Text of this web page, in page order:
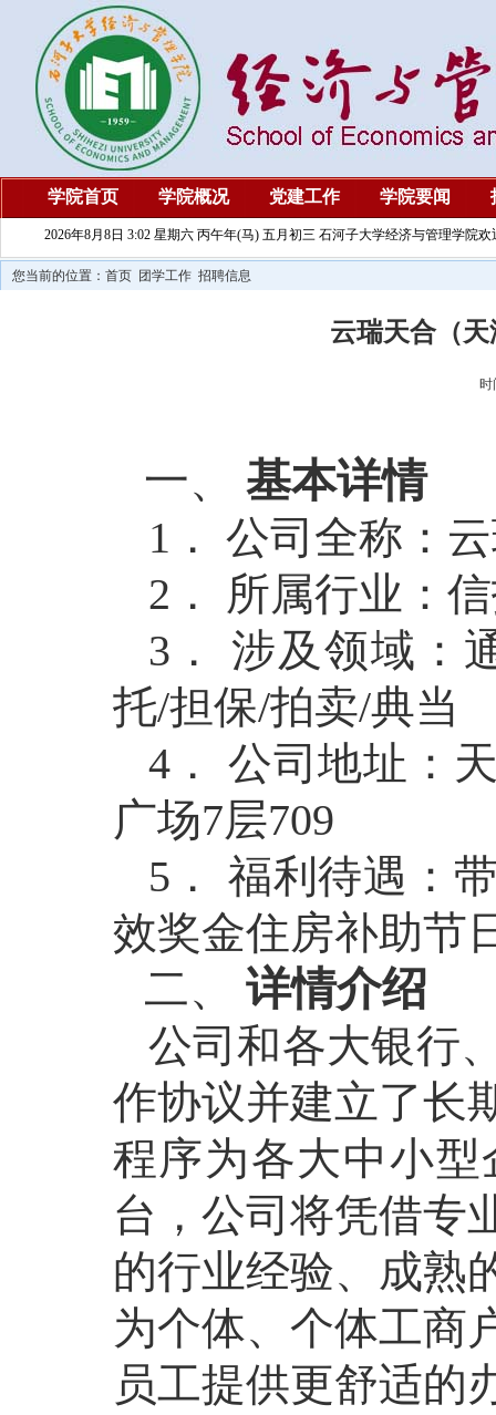
学院首页 学院概况 党建工作 学院要闻
2026年8月8日 3:02 星期六 丙午年(马) 五月初三 石河子大学经济与管理学院欢
您当前的位置： 首页 团学工作 招聘信息
云瑞天合（
一、 基本详情
1． 公司全称：
2． 所属行业：
3．涉及领域：
托/担保/拍卖/典当
4． 公司地址：
广场7层709
5． 福利待遇：
效奖金住房补助节
二、 详情介绍
公司和各大银行
作协议并建立了长
程序为各大中小
台，公司将凭借专
的行业经验、成熟
为个体、个体工商
员工提供更舒适的